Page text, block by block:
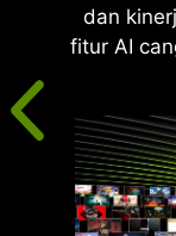
dan
fitur AI